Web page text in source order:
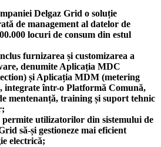
Delgaz Grid o soluție
de management al datelor de
locuri de consum din estul
furnizarea și customizarea a
denumite Aplicația MDC
și Aplicația MDM (metering
integrate într-o Platformă Comună,
mentenanță, training și suport tehnic
permite utilizatorilor din sistemului de
să-și gestioneze mai eficient
electrică;